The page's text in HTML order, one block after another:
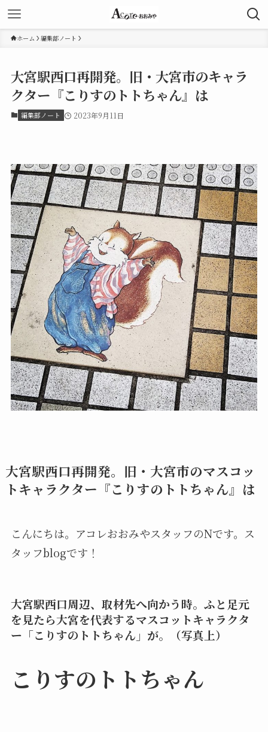
ホーム 編集部ノート
大宮駅西口再開発。旧・大宮市のキャラ
クター『こりすのトトちゃん』は
編集部ノート 2023年9月11日
大宮駅西口再開発。旧・大宮市のマスコッ
トキャラクター『こりすのトトちゃん』は
こんにちは。アコレおおみやスタッフのNです。ス
タッフblogです！
大宮駅西口周辺、取材先へ向かう時。ふと足元
を見たら大宮を代表するマスコットキャラクタ
ー「こりすのトトちゃん」が。（写真上）
こりすのトトちゃん